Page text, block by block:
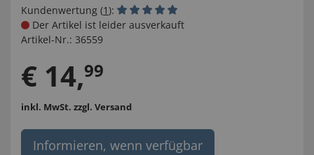
Kundenwertung (1):
Der Artikel ist leider ausverkauft
Artikel-Nr.: 36559
€ 14,99
inkl. MwSt. zzgl. Versand
Informieren, wenn verfügbar